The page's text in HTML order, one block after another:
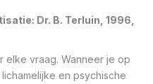
Dr. B. Terluin, 1996,
elke vraag. Wanneer je op
en psychische